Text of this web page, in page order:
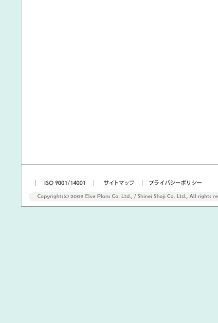
|